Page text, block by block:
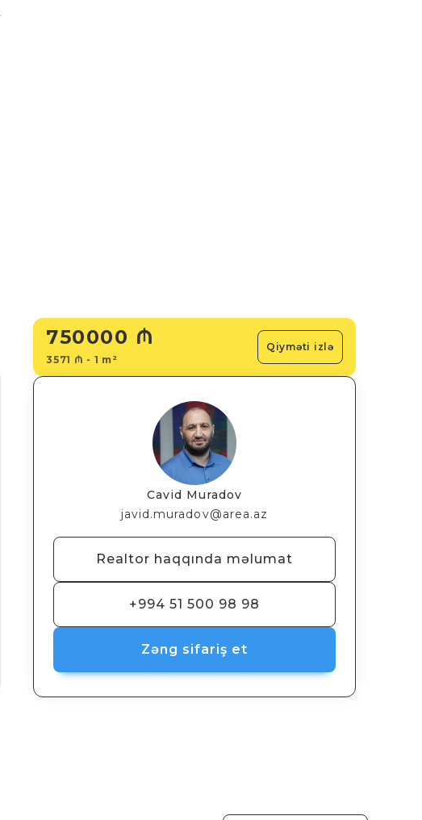
750000 ₼
3571 ₼ - 1 m²
Qiyməti izlə
Cavid Muradov
javid.muradov@area.az
Realtor haqqında məlumat
+994 51 500 98 98
Zəng sifariş et